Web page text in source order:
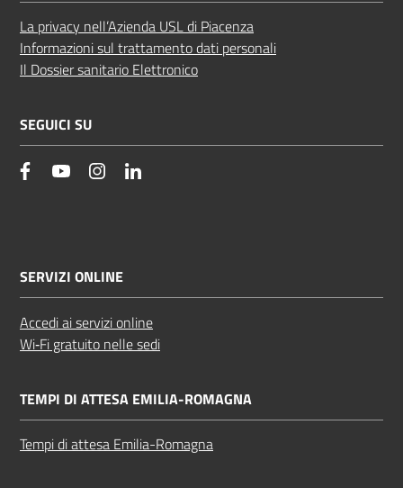
La privacy nell’Azienda USL di Piacenza
Informazioni sul trattamento dati personali
Il Dossier sanitario Elettronico
SEGUICI SU
facebookYouTube Instagram
SERVIZI ONLINE
Accedi ai servizi online
Wi‑Fi gratuito nelle sedi
TEMPI DI ATTESA EMILIA-ROMAGNA
Tempi di attesa Emilia-Romagna